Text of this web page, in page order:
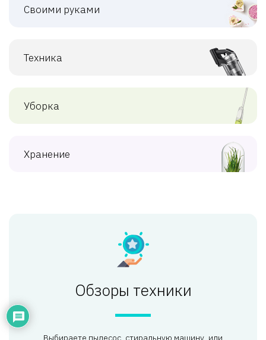
Своими руками
Техника
Уборка
Хранение
Обзоры техники
Выбираете пылесос, стиральную машину, или